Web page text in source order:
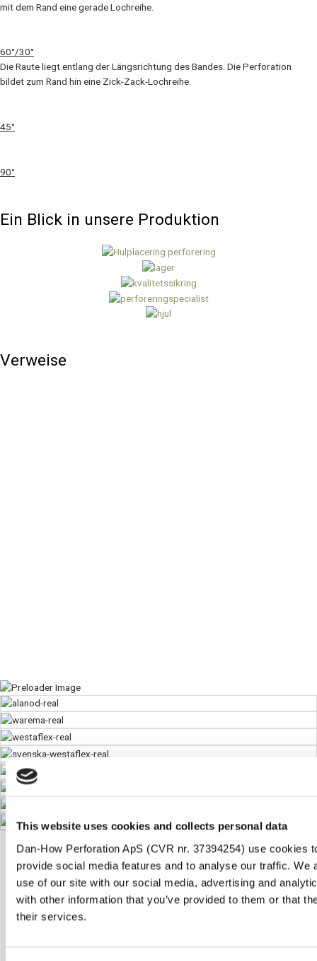
This website uses cookies and collects personal data
Dan-How Perforation ApS (CVR nr. 37394254) use cookies
provide social media features and to analyse our traffic. We
use of our site with our social media, advertising and
with other information that you’ve provided to them or that
their services.
mit dem Rand eine gerade Lochreihe.
60°/30°
Die Raute liegt entlang der Längsrichtung des Bandes. Die Perforation
bildet zum Rand hin eine Zick-Zack-Lochreihe.
45°
90°
Ein Blick in unsere Produktion
Verweise
Kontakt